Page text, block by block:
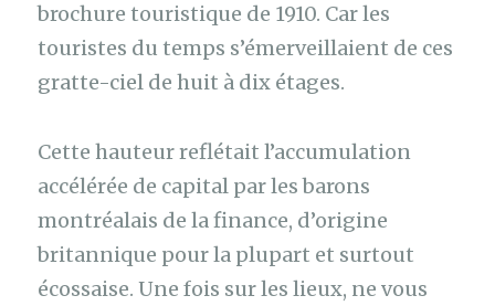
brochure touristique de 1910. Car les
touristes du temps s’émerveillaient de ces
gratte-ciel de huit à dix étages.
Cette hauteur reflétait l’accumulation
accélérée de capital par les barons
montréalais de la finance, d’origine
britannique pour la plupart et surtout
écossaise. Une fois sur les lieux, ne vous